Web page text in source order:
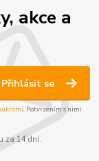
akce a
Přihlásit se
. Potvrzením s nimi
za 14 dní.